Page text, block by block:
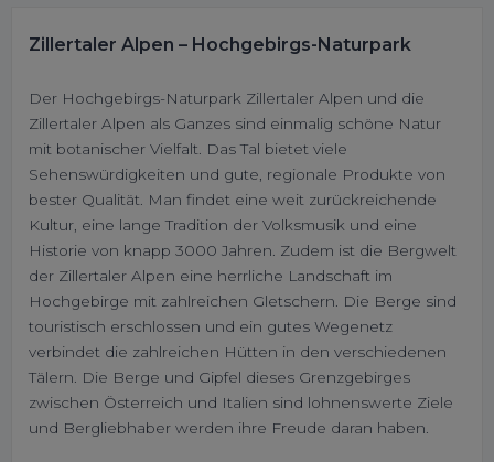
Zillertaler Alpen – Hochgebirgs-Naturpark
Der Hochgebirgs-Naturpark Zillertaler Alpen und die
Zillertaler Alpen als Ganzes sind einmalig schöne Natur
mit botanischer Vielfalt. Das Tal bietet viele
Sehenswürdigkeiten und gute, regionale Produkte von
bester Qualität. Man findet eine weit zurückreichende
Kultur, eine lange Tradition der Volksmusik und eine
Historie von knapp 3000 Jahren. Zudem ist die Bergwelt
der Zillertaler Alpen eine herrliche Landschaft im
Hochgebirge mit zahlreichen Gletschern. Die Berge sind
touristisch erschlossen und ein gutes Wegenetz
verbindet die zahlreichen Hütten in den verschiedenen
Tälern. Die Berge und Gipfel dieses Grenzgebirges
zwischen Österreich und Italien sind lohnenswerte Ziele
und Bergliebhaber werden ihre Freude daran haben.